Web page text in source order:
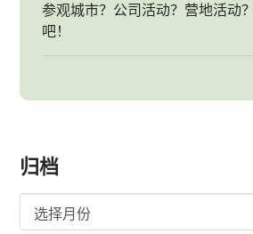
参观城市？公司活动？营地活动
吧！
归档